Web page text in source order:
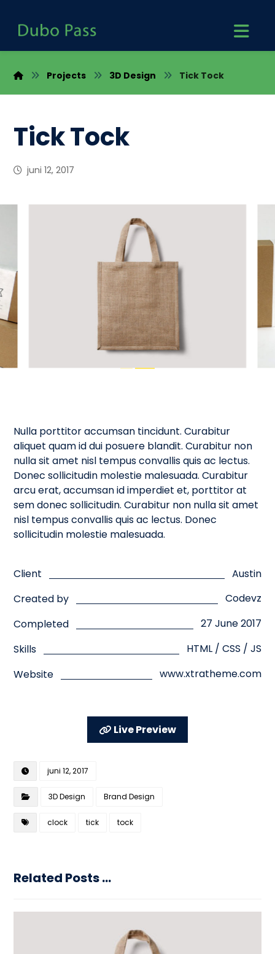
Projects 3D Design Tick Tock
Tick Tock
juni 12, 2017
Nulla porttitor accumsan tincidunt. Curabitur
aliquet quam id dui posuere blandit. Curabitur non
nulla sit amet nisl tempus convallis quis ac lectus.
Donec sollicitudin molestie malesuada. Curabitur
arcu erat, accumsan id imperdiet et, porttitor at
sem donec sollicitudin. Curabitur non nulla sit amet
nisl tempus convallis quis ac lectus. Donec
sollicitudin molestie malesuada.
Client
Austin
Created by
Codevz
Completed
27 June 2017
Skills
HTML / CSS / JS
Website
www.xtratheme.com
Live Preview
juni 12, 2017
3D Design Brand Design
clock tick tock
Related Posts ...